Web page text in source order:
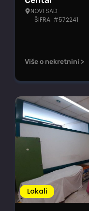
NOVI SAD
ŠIFRA: #572241
Više o nekretnini >
Lokali